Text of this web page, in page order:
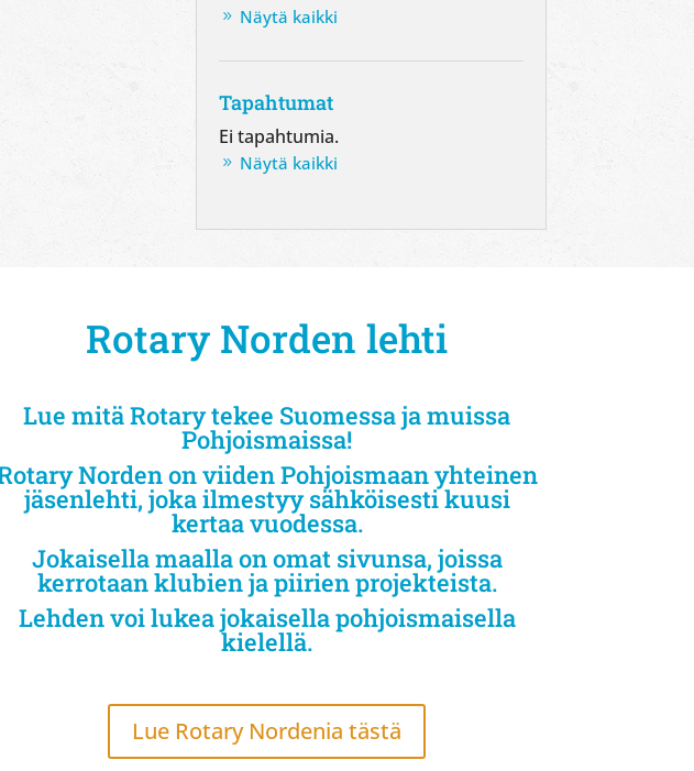
Näytä kaikki
Tapahtumat
Ei tapahtumia.
Näytä kaikki
Rotary Norden lehti
Lue mitä Rotary tekee Suomessa ja muissa
Pohjoismaissa!
Norden on viiden Pohjoismaan yhteinen
jäsenlehti, joka ilmestyy sähköisesti kuusi
kertaa vuodessa.
Jokaisella maalla on omat sivunsa, joissa
kerrotaan klubien ja piirien projekteista.
Lehden voi lukea jokaisella pohjoismaisella
kielellä.
Lue Rotary Nordenia tästä